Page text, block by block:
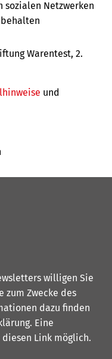
sozialen Netzwerken
Warentest, 2.
und
willigen Sie
zum Zwecke des
dazu finden
. Eine
Link möglich.